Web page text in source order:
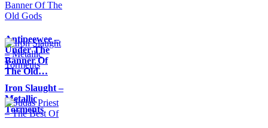
Antipeewee –
Under The
Banner Of
The Old…
Iron Slaught –
Metallic
Torments